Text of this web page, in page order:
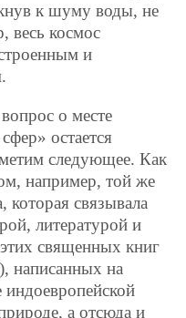
к шуму воды, не
весь космос
и
о месте
остается
следующее. Как
например, той же
связывала
литературой и
священных книг
написанных на
индоевропейской
а отсюда и